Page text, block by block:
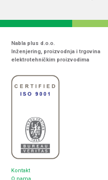
Nabla plus d.o.o.
Inženjering, proizvodnja i trgovina
elektrotehničkim proizvodima
Kontakt
O nama